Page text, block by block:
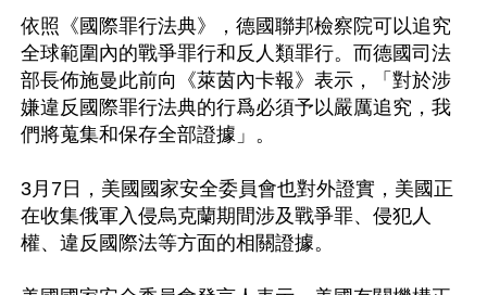
依照《國際罪行法典》，德國聯邦檢察院可以追究
全球範圍內的戰爭罪行和反人類罪行。而德國司法
部長佈施曼此前向《萊茵內卡報》表示，「對於涉
嫌違反國際罪行法典的行爲必須予以嚴厲追究，我
們將蒐集和保存全部證據」。
3月7日，美國國家安全委員會也對外證實，美國正
在收集俄軍入侵烏克蘭期間涉及戰爭罪、侵犯人
權、違反國際法等方面的相關證據。